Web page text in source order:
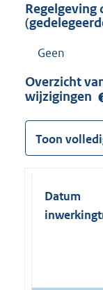
Regelgeving
Geen
Overzicht
wijzigingen
Toon
Datum